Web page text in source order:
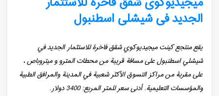
الجدید فی شیشلی اسطنبول
يقع منتجع كينت ميجيديوكوي شقق فاخرة للاستثمار الجديد في
شيشلي اسطنبول على مسافة قريبة من محطات المترو و ميتروباص ،
على مقربة من مراكز التسوق الأكثر شعبية في المدينة والمرافق الطبية
والمؤسسات التعليمية. أدنى سعر للمتر المربع: 3400 دولار.